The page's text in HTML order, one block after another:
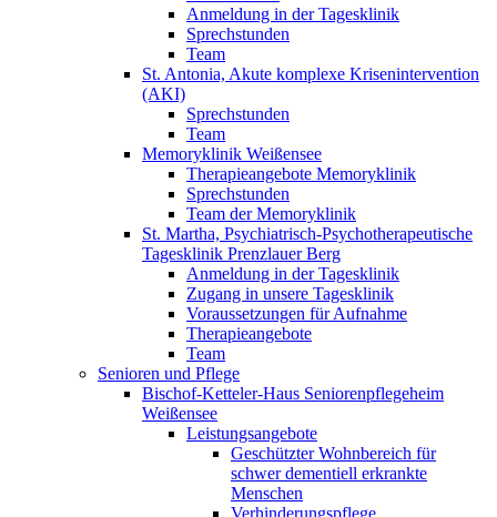
Anmeldung in der Tagesklinik
Sprechstunden
Team
St. Antonia, Akute komplexe Krisenintervention
(AKI)
Sprechstunden
Team
Memoryklinik Weißensee
Therapieangebote Memoryklinik
Sprechstunden
Team der Memoryklinik
St. Martha, Psychiatrisch-Psychotherapeutische
Tagesklinik Prenzlauer Berg
Anmeldung in der Tagesklinik
Zugang in unsere Tagesklinik
Voraussetzungen für Aufnahme
Therapieangebote
Team
Senioren und Pflege
Bischof-Ketteler-Haus Seniorenpflegeheim
Weißensee
Leistungsangebote
Geschützter Wohnbereich für
schwer dementiell erkrankte
Menschen
Verhinderungspflege